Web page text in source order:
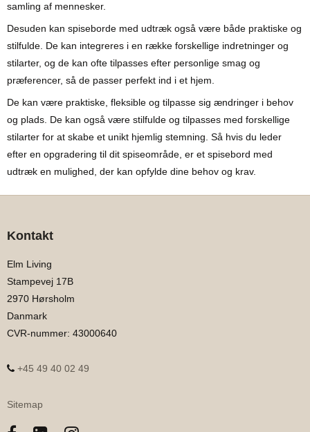
samling af mennesker.
Desuden kan spiseborde med udtræk også være både praktiske og
stilfulde. De kan integreres i en række forskellige indretninger og
stilarter, og de kan ofte tilpasses efter personlige smag og
præferencer, så de passer perfekt ind i et hjem.
De kan være praktiske, fleksible og tilpasse sig ændringer i behov
og plads. De kan også være stilfulde og tilpasses med forskellige
stilarter for at skabe et unikt hjemlig stemning. Så hvis du leder
efter en opgradering til dit spiseområde, er et spisebord med
udtræk en mulighed, der kan opfylde dine behov og krav.
Kontakt
Elm Living
Stampevej 17B
2970 Hørsholm
Danmark
CVR-nummer: 43000640
+45 49 40 02 49
Sitemap